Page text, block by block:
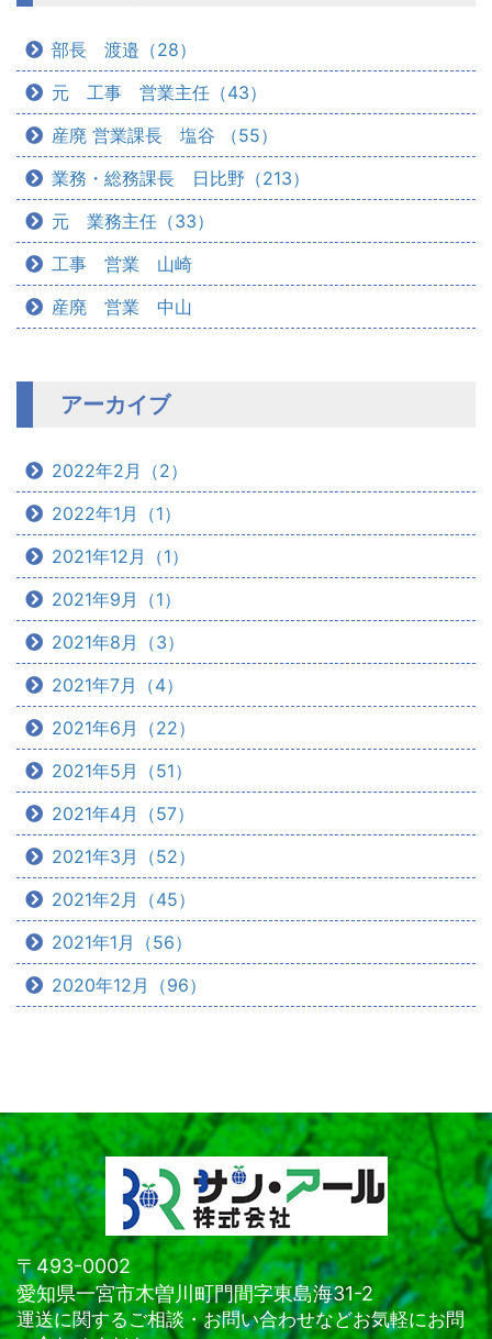
部長 渡邉（28）
元 工事 営業主任（43）
産廃 営業課長 塩谷 （55）
業務・総務課長 日比野（213）
元 業務主任（33）
工事 営業 山崎
産廃 営業 中山
アーカイブ
2022年2月（2）
2022年1月（1）
2021年12月（1）
2021年9月（1）
2021年8月（3）
2021年7月（4）
2021年6月（22）
2021年5月（51）
2021年4月（57）
2021年3月（52）
2021年2月（45）
2021年1月（56）
2020年12月（96）
〒493-0002
愛知県一宮市木曽川町門間字東島海31-2
運送に関するご相談・お問い合わせなどお気軽にお問